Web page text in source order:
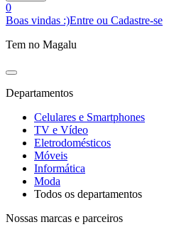
0
Boas vindas :)Entre ou Cadastre-se
Tem no Magalu
Departamentos
Celulares e Smartphones
TV e Vídeo
Eletrodomésticos
Móveis
Informática
Moda
Todos os departamentos
Nossas marcas e parceiros